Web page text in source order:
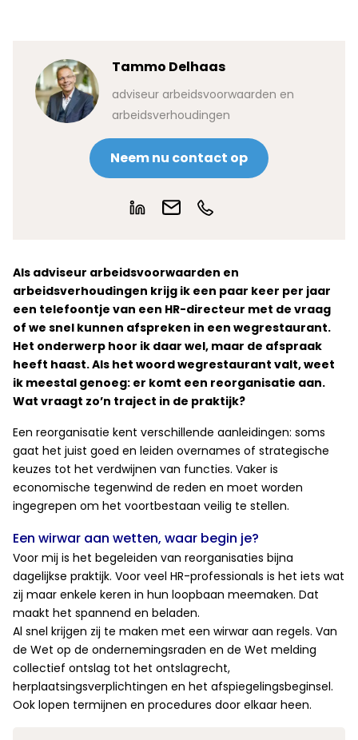
Tammo Delhaas
adviseur arbeidsvoorwaarden en
arbeidsverhoudingen
Neem nu contact op
Als adviseur arbeidsvoorwaarden en
arbeidsverhoudingen krijg ik een paar keer per jaar
een telefoontje van een HR-directeur met de vraag
of we snel kunnen afspreken in een wegrestaurant.
Het onderwerp hoor ik daar wel, maar de afspraak
heeft haast. Als het woord wegrestaurant valt, weet
ik meestal genoeg: er komt een reorganisatie aan.
Wat vraagt zo’n traject in de praktijk?
Een reorganisatie kent verschillende aanleidingen: soms
gaat het juist goed en leiden overnames of strategische
keuzes tot het verdwijnen van functies. Vaker is
economische tegenwind de reden en moet worden
ingegrepen om het voortbestaan veilig te stellen.
Een wirwar aan wetten, waar begin je?
Voor mij is het begeleiden van reorganisaties bijna
dagelijkse praktijk. Voor veel HR-professionals is het iets wat
zij maar enkele keren in hun loopbaan meemaken. Dat
maakt het spannend en beladen.
Al snel krijgen zij te maken met een wirwar aan regels. Van
de Wet op de ondernemingsraden en de Wet melding
collectief ontslag tot het ontslagrecht,
herplaatsingsverplichtingen en het afspiegelingsbeginsel.
Ook lopen termijnen en procedures door elkaar heen.